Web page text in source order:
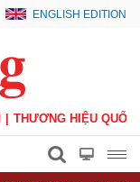
ENGLISH EDITION
THƯƠNG HIỆU QUỐC